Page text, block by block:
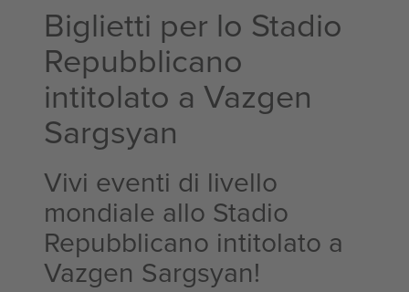
Biglietti per lo Stadio
Repubblicano
intitolato a Vazgen
Sargsyan
Vivi eventi di livello
mondiale allo Stadio
Repubblicano intitolato a
Vazgen Sargsyan!